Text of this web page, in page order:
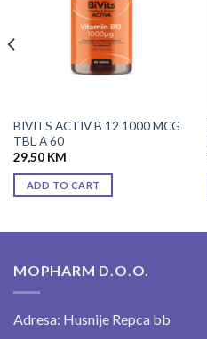
BIVITS ACTIV B 12 1000 MCG
TBL A 60
29,50 KM
ADD TO CART
MOPHARM D.O.O.
Adresa: Husnije Repca bb